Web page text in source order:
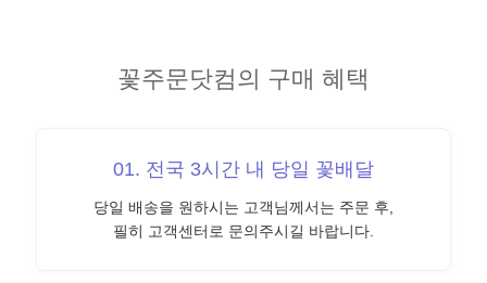
꽃주문닷컴의 구매 혜택
01. 전국 3시간 내 당일 꽃배달
당일 배송을 원하시는 고객님께서는 주문 후,
필히 고객센터로 문의주시길 바랍니다.